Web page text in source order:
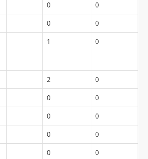
0 0
0 0
1 0
2 0
0 0
0 0
0 0
0 0